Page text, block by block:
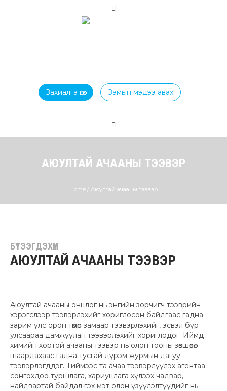
Захиалга өгөх Замын мэдээ авах
АЮУЛТАЙ АЧААНЫ ТЭЭВЭР
Home / Аюултай ачааны тээвэр
БҮТЭЭГДЭХҮҮН
АЮУЛТАЙ АЧААНЫ ТЭЭВЭР
Аюултай ачааны онцлог нь энгийн зорчигч тээврийн
хэрэгслээр тээвэрлэхийг хориглосон байдгаас гадна
зарим улс орон төмөр замаар тээвэрлэхийг, эсвэл бүр
улсаараа дамжуулан тээвэрлэхийг хориглодог. Иймд
химийн хортой ачааны тээвэр нь олон тооны зөвшөөрөл
шаардахаас гадна тусгай дүрэм журмын дагуу
тээвэрлэгддэг. Тиймээс та ачаа тээвэрлүүлэх агентаа
сонгохдоо туршлага, хариуцлага хүлээх чадвар,
найдвартай байдал гэх мэт олон үзүүлэлтүүдийг нь